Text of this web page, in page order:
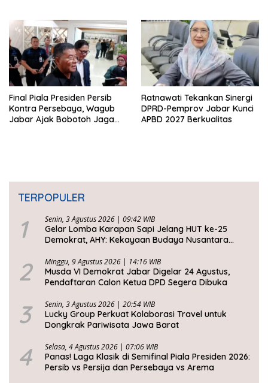
Final Piala Presiden Persib
Kontra Persebaya, Wagub
Jabar Ajak Bobotoh Jaga
Ratnawati Tekankan Sinergi
DPRD-Pemprov Jabar Kunci
APBD 2027 Berkualitas
TERPOPULER
1 Senin, 3 Agustus 2026 | 09:42 WIB
Gelar Lomba Karapan Sapi Jelang HUT ke-25
Demokrat, AHY: Kekayaan Budaya Nusantara
2 Minggu, 9 Agustus 2026 | 14:16 WIB
Musda VI Demokrat Jabar Digelar 24 Agustus,
Pendaftaran Calon Ketua DPD Segera Dibuka
3 Senin, 3 Agustus 2026 | 20:54 WIB
Lucky Group Perkuat Kolaborasi Travel untuk
Dongkrak Pariwisata Jawa Barat
4 Selasa, 4 Agustus 2026 | 07:06 WIB
Panas! Laga Klasik di Semifinal Piala Presiden 2026:
Persib vs Persija dan Persebaya vs Arema